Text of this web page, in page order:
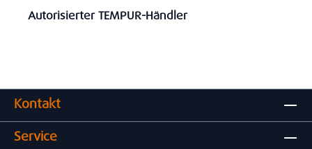
Autorisierter TEMPUR-Händler
Kontakt
Service